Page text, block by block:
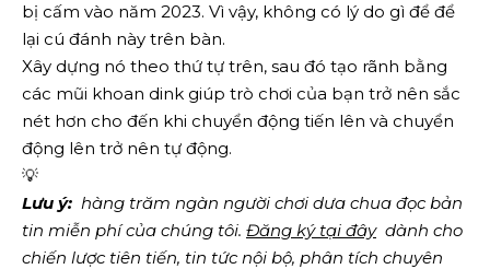
bị cấm vào năm 2023. Vì vậy, không có lý do gì để để
lại cú đánh này trên bàn.
Xây dựng nó theo thứ tự trên, sau đó tạo rãnh bằng
các mũi khoan dink giúp trò chơi của bạn trở nên sắc
nét hơn cho đến khi chuyển động tiến lên và chuyển
động lên trở nên tự động.
💡
Lưu ý:
  hàng trăm ngàn người chơi dưa chua đọc bản
tin miễn phí của chúng tôi. Đăng ký tại đây
  dành cho
chiến lược tiên tiến, tin tức nội bộ, phân tích chuyên